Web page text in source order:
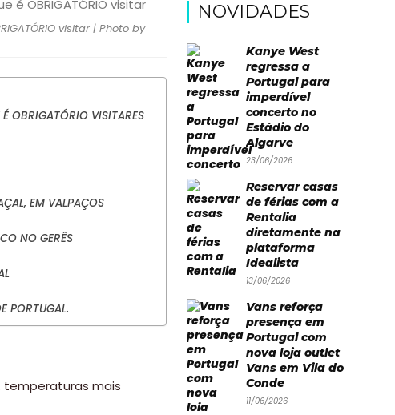
visitar | Photo by
OBRIGATÓRIO VISITARES
EM VALPAÇOS
NO GERÊS
PORTUGAL.
temperaturas mais
NOVIDADES
Kanye West
regressa a
Portugal para
imperdível
concerto no
Estádio do
Algarve
23/06/2026
Reservar casas
de férias com a
Rentalia
diretamente na
plataforma
Idealista
13/06/2026
Vans reforça
presença em
Portugal com
nova loja outlet
Vans em Vila do
Conde
11/06/2026